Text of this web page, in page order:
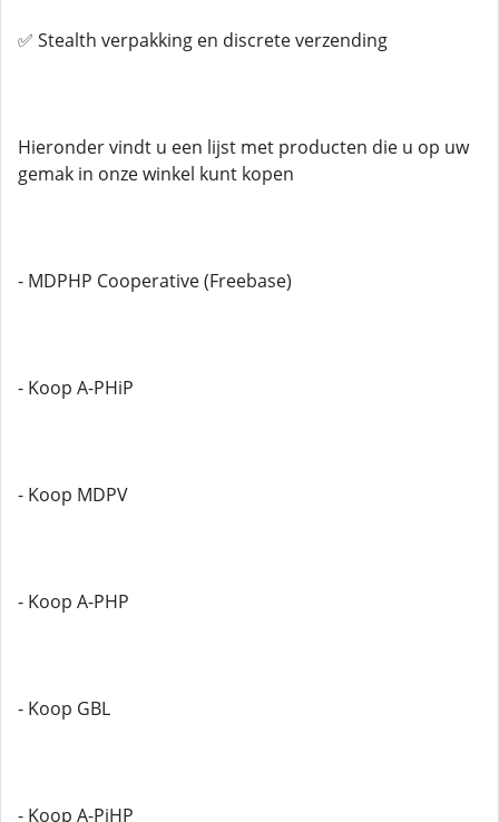
✅ Stealth verpakking en discrete verzending
Hieronder vindt u een lijst met producten die u op uw
gemak in onze winkel kunt kopen
- MDPHP Cooperative (Freebase)
- Koop A-PHiP
- Koop MDPV
- Koop A-PHP
- Koop GBL
- Koop A-PiHP